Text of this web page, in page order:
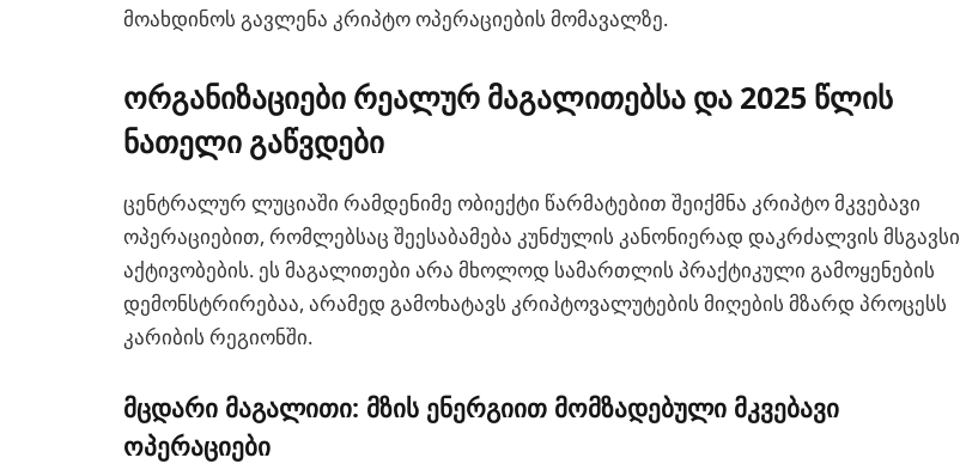
მოახდინოს გავლენა კრიპტო ოპერაციების მომავალზე.
ორგანიზაციები რეალურ მაგალითებსა და 2025 წლის
ნათელი გაწვდები
ცენტრალურ ლუციაში რამდენიმე ობიექტი წარმატებით შეიქმნა კრიპტო მკვებავი
ოპერაციებით, რომლებსაც შეესაბამება კუნძულის კანონიერად დაკრძალვის მსგავსი
აქტივობების. ეს მაგალითები არა მხოლოდ სამართლის პრაქტიკული გამოყენების
დემონსტრირებაა, არამედ გამოხატავს კრიპტოვალუტების მიღების მზარდ პროცესს
კარიბის რეგიონში.
მცდარი მაგალითი: მზის ენერგიით მომზადებული მკვებავი
ოპერაციები